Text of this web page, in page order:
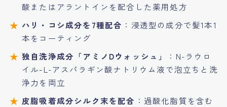
酸またはアラントインを配合した薬用処方
ハリ・コシ成分を7種配合 ：浸透型の成分で髪1本1
本をコーティング
独自洗浄成分「アミノDウォッシュ」
：N-ラウロ
イル-L-アスパラギン酸ナトリウム液で泡立ちと洗
浄力を両立
皮脂吸着成分シルク末を配合 ：過酸化脂質を含む